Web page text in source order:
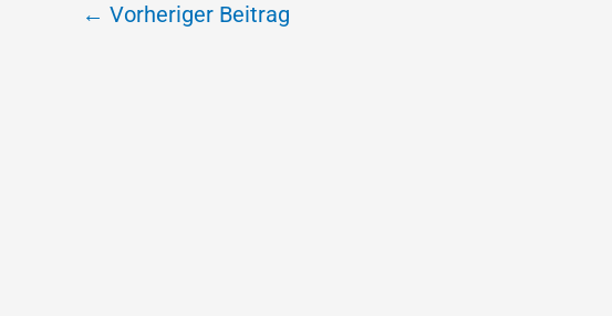
← Vorheriger Beitrag